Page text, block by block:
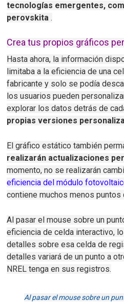
tecnologías emergentes,
perovskita .
Crea tus propios gráficos
Hasta ahora, la información
limitaba a la eficiencia de una
fabricante y solo se podía
los usuarios pueden
explorar los datos detrás de
propias versiones
El gráfico estático también
realizarán actualizaciones
momento, no se realizarán
eficiencia del módulo
contiene muchos menos puntos
Al pasar el mouse sobre un
eficiencia de celda interactivo,
detalles sobre esa celda de
detalles variará de un punto a
NREL tenga en sus registros.
Al pasar el mouse sobre un